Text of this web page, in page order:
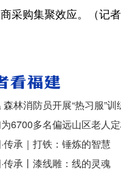
采购集聚效应。（记者
林消防员开展“热习服”训
6700多名偏远山区老人定
传承｜打铁：锤炼的智慧
传承丨漆线雕：线的灵魂